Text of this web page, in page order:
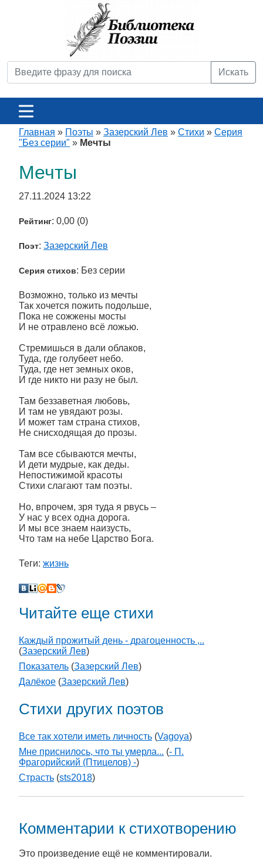
Искать
Главная » Поэты » Зазерский Лев » Стихи » Серия
"Без серии" » Мечты
Мечты
27.11.2024 13:22
Рейтинг: 0,00 (0)
Поэт: Зазерский Лев
Серия стихов: Без серии
Возможно, только из мечты
Так хочется пожить подольше,
Пока не сожжены мосты
И не отравлено всё ложью.
Стремишься в дали облаков,
Туда, где голубеет небо.
Туда, где нет земных оков,
И где никто ни разу не был.
Там беззаветная любовь,
И там не увядают розы.
И может там страна стихов,
Не снисходящая до прозы.
Там все сбываются мечты,
И дети мудрые, как деды.
Непостижимой красоты
Стихи слагают там поэты.
Но, впрочем, зря туда я рвусь –
У нас у всех одна дорога.
И мы все знаем наизусть,
Что там на небе Царство Бога.
Теги: жизнь
Читайте еще стихи
Каждый прожитый день - драгоценность ,..
(Зазерский Лев)
Показатель (Зазерский Лев)
Далёкое (Зазерский Лев)
Стихи других поэтов
Все так хотели иметь личность (Vagoya)
Мне приснилось, что ты умерла... (- П.
Фрагорийский (Птицелов) -)
Страсть (sts2018)
Комментарии к стихотворению
Это произведение ещё не комментировали.